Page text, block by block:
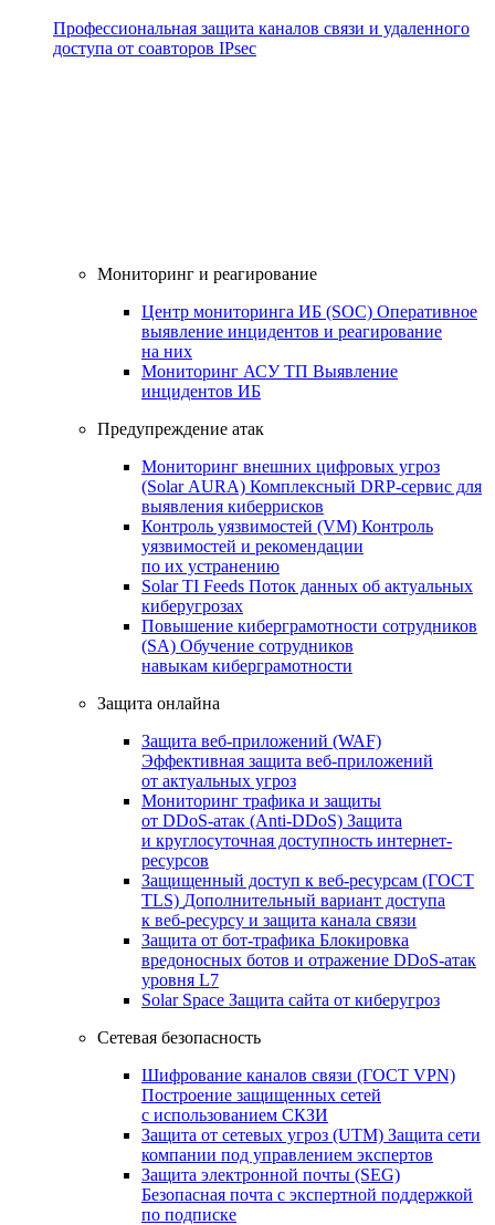
Профессиональная защита каналов связи и удаленного
доступа от соавторов IPsec
Мониторинг и реагирование
Центр мониторинга ИБ (SOC) Оперативное
выявление инцидентов и реагирование
на них
Мониторинг АСУ ТП Выявление
инцидентов ИБ
Предупреждение атак
Мониторинг внешних цифровых угроз
(Solar AURA) Комплексный DRP-сервис для
выявления киберрисков
Контроль уязвимостей (VM) Контроль
уязвимостей и рекомендации
по их устранению
Solar TI Feeds Поток данных об актуальных
киберугрозах
Повышение киберграмотности сотрудников
(SA) Обучение сотрудников
навыкам киберграмотности
Защита онлайна
Защита веб-приложений (WAF)
Эффективная защита веб-приложений
от актуальных угроз
Мониторинг трафика и защиты
от DDoS‑атак (Anti‑DDoS) Защита
и круглосуточная доступность интернет-
ресурсов
Защищенный доступ к веб-ресурсам (ГОСТ
TLS) Дополнительный вариант доступа
к веб‑ресурсу и защита канала связи
Защита от бот‑трафика Блокировка
вредоносных ботов и отражение DDoS‑атак
уровня L7
Solar Space Защита сайта от киберугроз
Сетевая безопасность
Шифрование каналов связи (ГОСТ VPN)
Построение защищенных сетей
с использованием СКЗИ
Защита от сетевых угроз (UTM) Защита сети
компании под управлением экспертов
Защита электронной почты (SEG)
Безопасная почта с экспертной поддержкой
по подписке